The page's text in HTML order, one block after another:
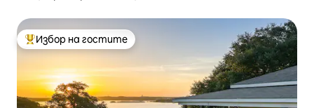
Най-популярен избор на гостите
Избор на гостите